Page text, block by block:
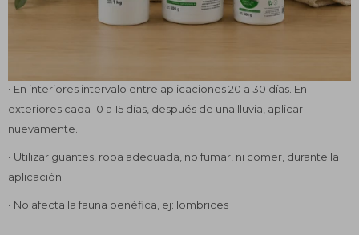
sábanas y cobertores, ni artefactos eléctricos.
• En interiores intervalo entre aplicaciones 20 a 30 días. En
exteriores cada 10 a 15 días, después de una lluvia, aplicar
nuevamente.
• Utilizar guantes, ropa adecuada, no fumar, ni comer, durante la
aplicación.
• No afecta la fauna benéfica, ej: lombrices